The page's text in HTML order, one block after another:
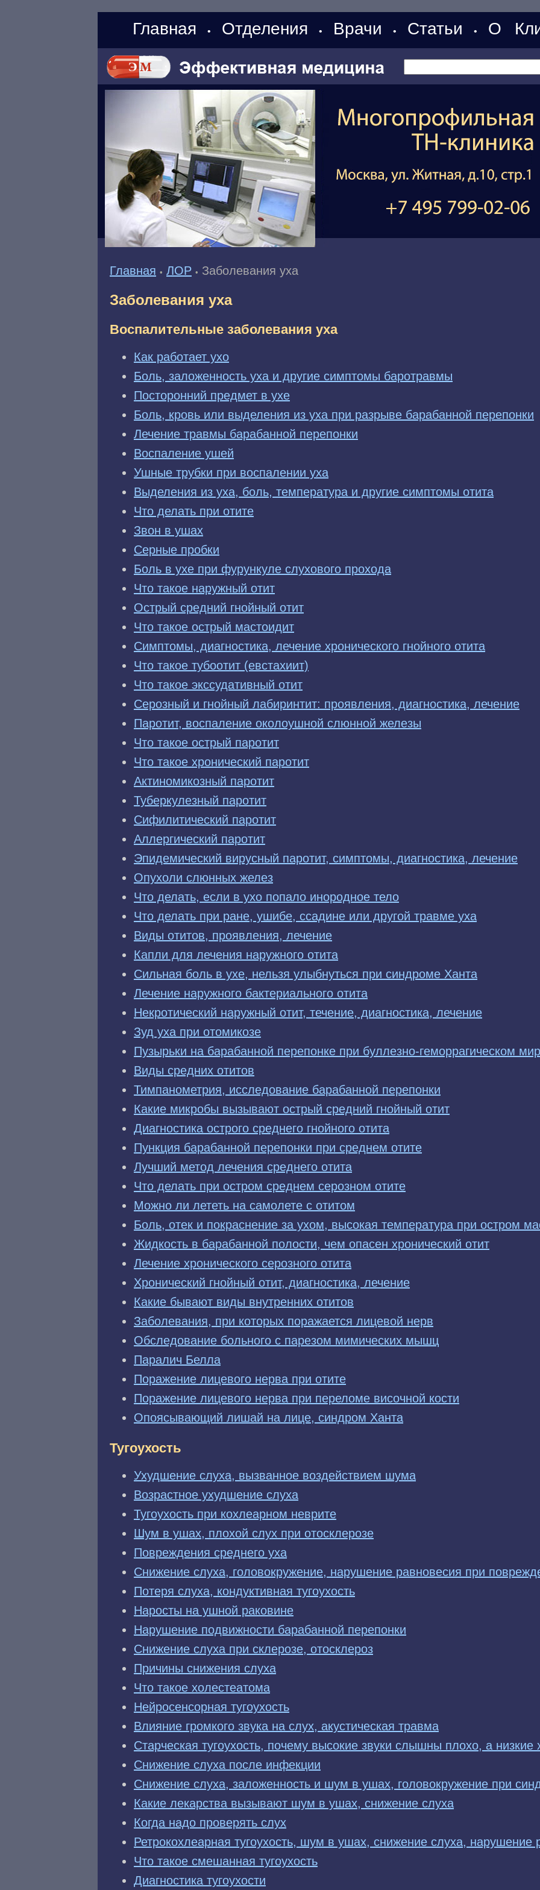
Главная • Отделения • Врачи • Статьи • О
Главная • ЛОР • Заболевания уха
Заболевания уха
Воспалительные заболевания уха
Как работает ухо
Боль, заложенность уха и другие симптомы баротравмы
Посторонний предмет в ухе
Боль, кровь или выделения из уха при разрыве барабанной перепонки
Лечение травмы барабанной перепонки
Воспаление ушей
Ушные трубки при воспалении уха
Выделения из уха, боль, температура и другие симптомы отита
Что делать при отите
Звон в ушах
Серные пробки
Боль в ухе при фурункуле слухового прохода
Что такое наружный отит
Острый средний гнойный отит
Что такое острый мастоидит
Симптомы, диагностика, лечение хронического гнойного отита
Что такое тубоотит (евстахиит)
Что такое экссудативный отит
Серозный и гнойный лабиринтит: проявления, диагностика, лечение
Паротит, воспаление околоушной слюнной железы
Что такое острый паротит
Что такое хронический паротит
Актиномикозный паротит
Туберкулезный паротит
Сифилитический паротит
Аллергический паротит
Эпидемический вирусный паротит, симптомы, диагностика, лечение
Опухоли слюнных желез
Что делать, если в ухо попало инородное тело
Что делать при ране, ушибе, ссадине или другой травме уха
Виды отитов, проявления, лечение
Капли для лечения наружного отита
Сильная боль в ухе, нельзя улыбнуться при синдроме Ханта
Лечение наружного бактериального отита
Некротический наружный отит, течение, диагностика, лечение
Зуд уха при отомикозе
Пузырьки на барабанной перепонке при буллезно-геморрагическом
Виды средних отитов
Тимпанометрия, исследование барабанной перепонки
Какие микробы вызывают острый средний гнойный отит
Диагностика острого среднего гнойного отита
Пункция барабанной перепонки при среднем отите
Лучший метод лечения среднего отита
Что делать при остром среднем серозном отите
Можно ли лететь на самолете с отитом
Боль, отек и покраснение за ухом, высокая температура при остром
Жидкость в барабанной полости, чем опасен хронический отит
Лечение хронического серозного отита
Хронический гнойный отит, диагностика, лечение
Какие бывают виды внутренних отитов
Заболевания, при которых поражается лицевой нерв
Обследование больного с парезом мимических мышц
Паралич Белла
Поражение лицевого нерва при отите
Поражение лицевого нерва при переломе височной кости
Опоясывающий лишай на лице, синдром Ханта
Тугоухость
Ухудшение слуха, вызванное воздействием шума
Возрастное ухудшение слуха
Тугоухость при кохлеарном неврите
Шум в ушах, плохой слух при отосклерозе
Повреждения среднего уха
Снижение слуха, головокружение, нарушение равновесия при
Потеря слуха, кондуктивная тугоухость
Наросты на ушной раковине
Нарушение подвижности барабанной перепонки
Снижение слуха при склерозе, отосклероз
Причины снижения слуха
Что такое холестеатома
Нейросенсорная тугоухость
Влияние громкого звука на слух, акустическая травма
Старческая тугоухость, почему высокие звуки слышны плохо, а низкие
Снижение слуха после инфекции
Снижение слуха, заложенность и шум в ушах, головокружение при
Какие лекарства вызывают шум в ушах, снижение слуха
Когда надо проверять слух
Ретрокохлеарная тугоухость, шум в ушах, снижение слуха, нарушение
Что такое смешанная тугоухость
Диагностика тугоухости